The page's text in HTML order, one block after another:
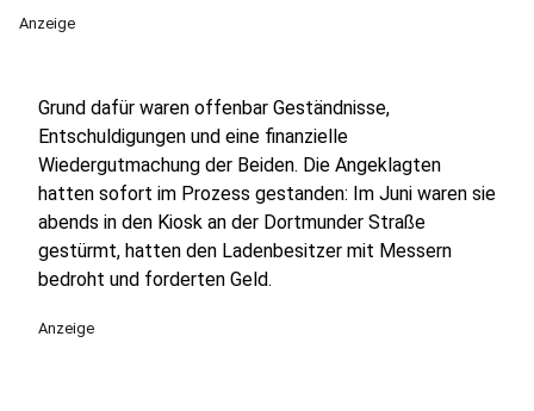
Anzeige
Grund dafür waren offenbar Geständnisse,
Entschuldigungen und eine finanzielle
Wiedergutmachung der Beiden. Die Angeklagten
hatten sofort im Prozess gestanden: Im Juni waren sie
abends in den Kiosk an der Dortmunder Straße
gestürmt, hatten den Ladenbesitzer mit Messern
bedroht und forderten Geld.
Anzeige